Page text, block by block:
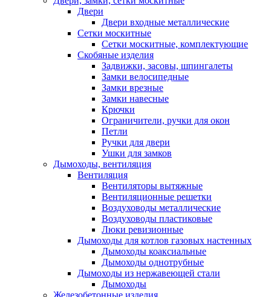
Двери
Двери входные металлические
Сетки москитные
Сетки москитные, комплектующие
Скобяные изделия
Задвижки, засовы, шпингалеты
Замки велосипедные
Замки врезные
Замки навесные
Крючки
Ограничители, ручки для окон
Петли
Ручки для двери
Ушки для замков
Дымоходы, вентиляция
Вентиляция
Вентиляторы вытяжные
Вентиляционные решетки
Воздуховоды металлические
Воздуховоды пластиковые
Люки ревизионные
Дымоходы для котлов газовых настенных
Дымоходы коаксиальные
Дымоходы однотрубные
Дымоходы из нержавеющей стали
Дымоходы
Железобетонные изделия